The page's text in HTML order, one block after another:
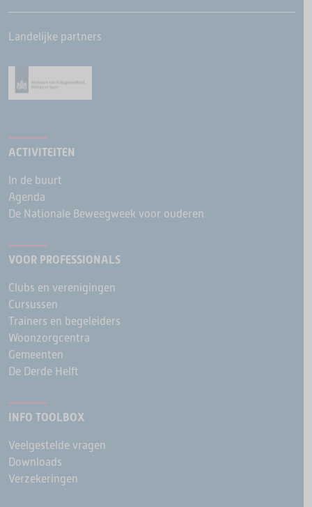
Landelijke partners
ACTIVITEITEN
In de buurt
Agenda
De Nationale Beweegweek voor ouderen
VOOR PROFESSIONALS
Clubs en verenigingen
Cursussen
Trainers en begeleiders
Woonzorgcentra
Gemeenten
De Derde Helft
INFO TOOLBOX
Veelgestelde vragen
Downloads
Verzekeringen